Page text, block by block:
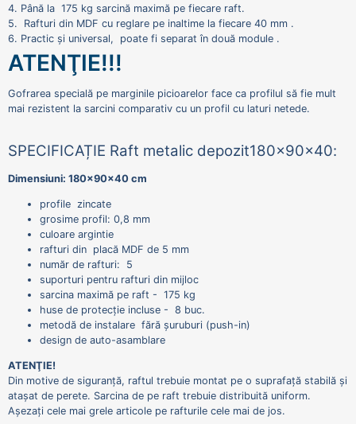
4. Până la 175 kg sarcină maximă pe fiecare raft.
5. Rafturi din MDF cu reglare pe inaltime la fiecare 40 mm .
6. Practic și universal, poate fi separat în două module .
ATENŢIE!!!
Gofrarea specială pe marginile picioarelor face ca profilul să fie mult
mai rezistent la sarcini comparativ cu un profil cu laturi netede.
SPECIFICAȚIE Raft metalic depozit180x90x40:
Dimensiuni: 180x90x40 cm
profile zincate
grosime profil: 0,8 mm
culoare argintie
rafturi din placă MDF de 5 mm
număr de rafturi: 5
suporturi pentru rafturi din mijloc
sarcina maximă pe raft - 175 kg
huse de protecție incluse - 8 buc.
metodă de instalare fără șuruburi (push-in)
design de auto-asamblare
ATENŢIE!
Din motive de siguranță, raftul trebuie montat pe o suprafață stabilă și
atașat de perete. Sarcina de pe raft trebuie distribuită uniform.
Așezați cele mai grele articole pe rafturile cele mai de jos.